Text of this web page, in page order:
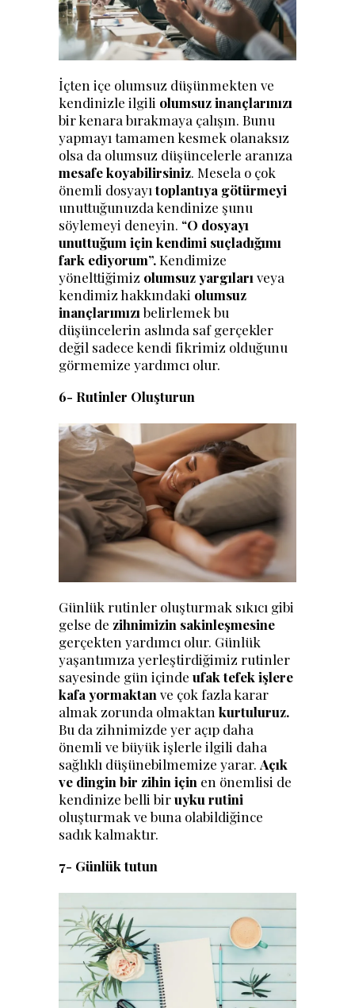
İçten içe olumsuz düşünmekten ve
kendinizle ilgili olumsuz inançlarınızı
bir kenara bırakmaya çalışın. Bunu
yapmayı tamamen kesmek olanaksız
olsa da olumsuz düşüncelerle aranıza
mesafe koyabilirsiniz. Mesela o çok
önemli dosyayıtoplantıya götürmeyi
unuttuğunuzda kendinize şunu
söylemeyi deneyin. “O dosyayı
unuttuğum için kendimi suçladığımı
fark ediyorum”.Kendimize
yönelttiğimiz olumsuz yargıları veya
kendimiz hakkındaki olumsuz
inançlarımızıbelirlemek bu
düşüncelerin aslında saf gerçekler
değil sadece kendi fikrimiz olduğunu
görmemize yardımcı olur.
6- Rutinler Oluşturun
Günlük rutinler oluşturmak sıkıcı gibi
gelse de zihnimizin sakinleşmesine
gerçekten yardımcı olur. Günlük
yaşantımıza yerleştirdiğimiz rutinler
sayesinde gün içinde ufak tefek işlere
kafa yormaktan ve çok fazla karar
almak zorunda olmaktan kurtuluruz.
Bu da zihnimizde yer açıp daha
önemli ve büyük işlerle ilgili daha
sağlıklı düşünebilmemize yarar. Açık
ve dingin bir zihin için en önemlisi de
kendinize belli biruyku rutini
oluşturmak ve buna olabildiğince
sadık kalmaktır.
7- Günlük tutun